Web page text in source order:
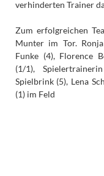
verhinderten Trainer
Zum erfolgreichen
Munter im Tor.
Funke (4), Florence
(1/1),
Spielbrink (5), Lena
(1) im Feld